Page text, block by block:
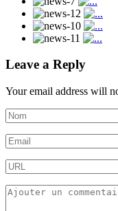
Leave a Reply
Your email address will